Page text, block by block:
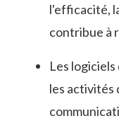
l'efficacité,
contribue à
Les
les activités